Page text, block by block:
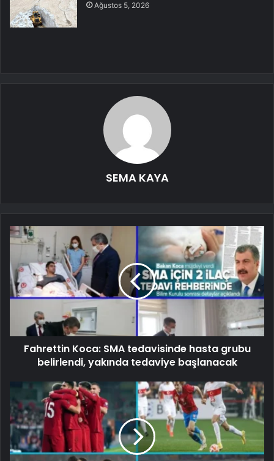
Ağustos 5, 2026
SEMA KAYA
Fahrettin Koca: SMA tedavisinde hasta grubu
belirlendi, yakında tedaviye başlanacak